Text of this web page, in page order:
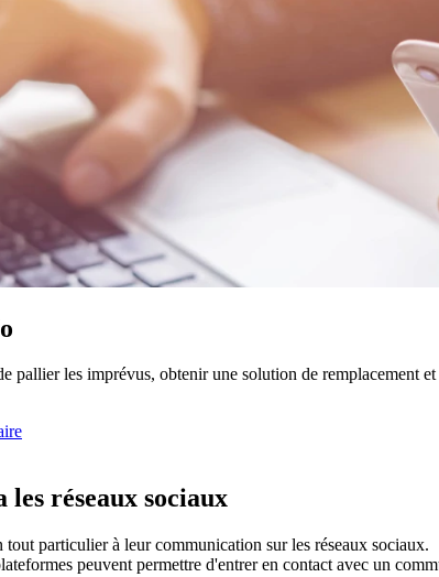
pallier les imprévus, obtenir une solution de
réseaux sociaux
particulier à leur communication sur les réseaux sociaux.
peuvent permettre d'entrer en contact avec un